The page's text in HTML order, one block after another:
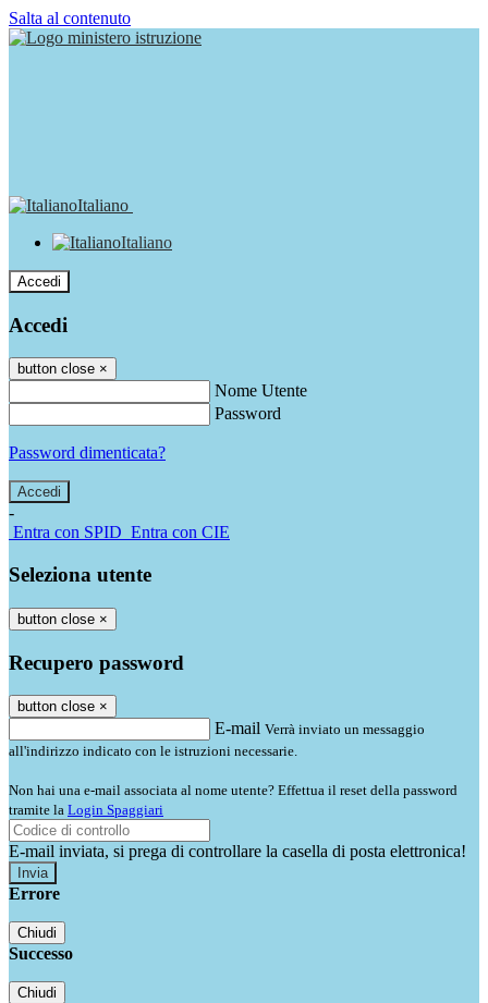
Salta al contenuto
Italiano
Italiano
Accedi
Accedi
button close ×
Nome Utente
Password
Password dimenticata?
-
Entra con SPID Entra con CIE
Seleziona utente
button close ×
Recupero password
button close ×
E-mail Verrà inviato un messaggio
all'indirizzo indicato con le istruzioni necessarie.
Non hai una e-mail associata al nome utente? Effettua il reset della password
tramite la Login Spaggiari
E-mail inviata, si prega di controllare la casella di posta elettronica!
Errore
Chiudi
Successo
Chiudi